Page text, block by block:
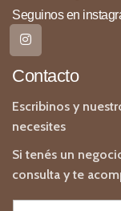
Seguinos en
Contacto
Escribinos y
necesites
Si tenés un
consulta y te